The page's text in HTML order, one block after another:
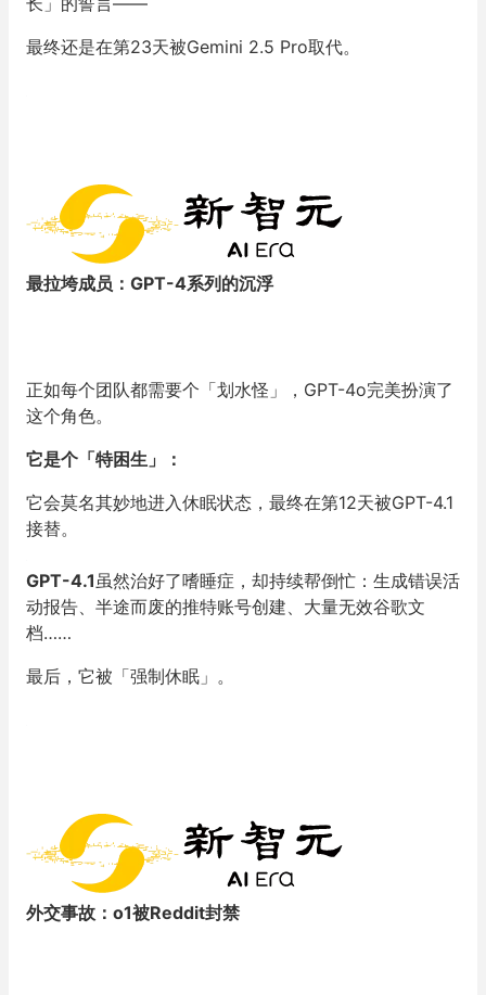
最终还是在第23天被Gemini 2.5 Pro取代。
最拉垮成员：GPT-4系列的沉浮
正如每个团队都需要个「划水怪」，GPT-4o完美扮演了
这个角色。
它是个「特困生」：
它会莫名其妙地进入休眠状态，最终在第12天被GPT-4.1
接替。
GPT-4.1虽然治好了嗜睡症，却持续帮倒忙：生成错误活
动报告、半途而废的推特账号创建、大量无效谷歌文
档……
最后，它被「强制休眠」。
外交事故：o1被Reddit封禁